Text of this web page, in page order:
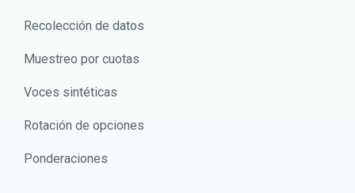
Recolección de datos
Muestreo por cuotas
Voces sintéticas
Rotación de opciones
Ponderaciones